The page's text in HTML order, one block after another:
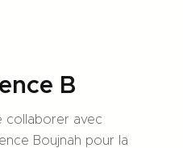
B
collaborer avec
Boujnah pour la